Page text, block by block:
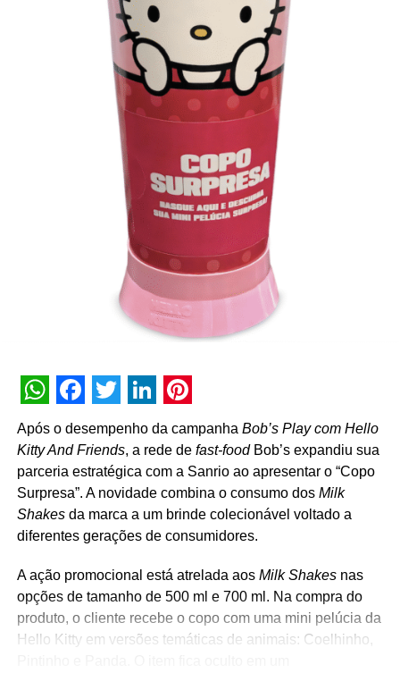
WhatsApp
Facebook
Twitter
LinkedIn
Pinterest
Após o desempenho da campanha Bob’s Play com Hello
Kitty And Friends, a rede de fast-foodBob’s expandiu sua
parceria estratégica com a Sanrio ao apresentar o “Copo
Surpresa”. A novidade combina o consumo dos Milk
Shakesda marca a um brinde colecionável voltado a
diferentes gerações de consumidores.
A ação promocional está atrelada aos Milk Shakesnas
opções de tamanho de 500 ml e 700 ml. Na compra do
produto, o cliente recebe o copo com uma mini pelúcia da
Hello Kitty em versões temáticas de animais: Coelhinho,